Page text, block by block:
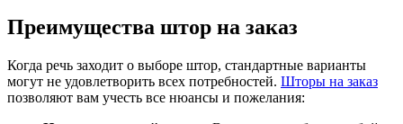
Преимущества штор на заказ
Когда речь заходит о выборе штор, стандартные варианты
могут не удовлетворить всех потребностей. Шторы на заказ
позволяют вам учесть все нюансы и пожелания: